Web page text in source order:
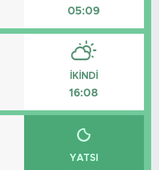
05:09
İKINDI
16:08
YATSI